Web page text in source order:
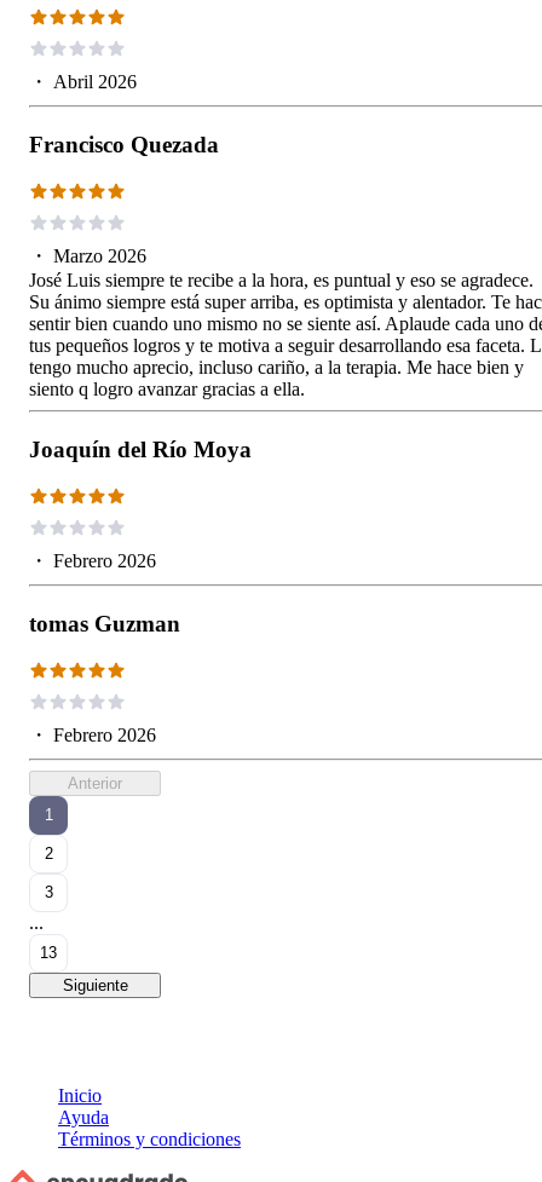
・ Abril 2026
Francisco Quezada
・ Marzo 2026
José Luis siempre te recibe a la hora, es puntual y eso se agradece.
Su ánimo siempre está super arriba, es optimista y alentador. Te
sentir bien cuando uno mismo no se siente así. Aplaude cada uno
tus pequeños logros y te motiva a seguir desarrollando esa faceta.
tengo mucho aprecio, incluso cariño, a la terapia. Me hace bien y
siento q logro avanzar gracias a ella.
Joaquín del Río Moya
・ Febrero 2026
tomas Guzman
・ Febrero 2026
Anterior
1
2
3
...
13
Siguiente
Inicio
Ayuda
Términos y condiciones